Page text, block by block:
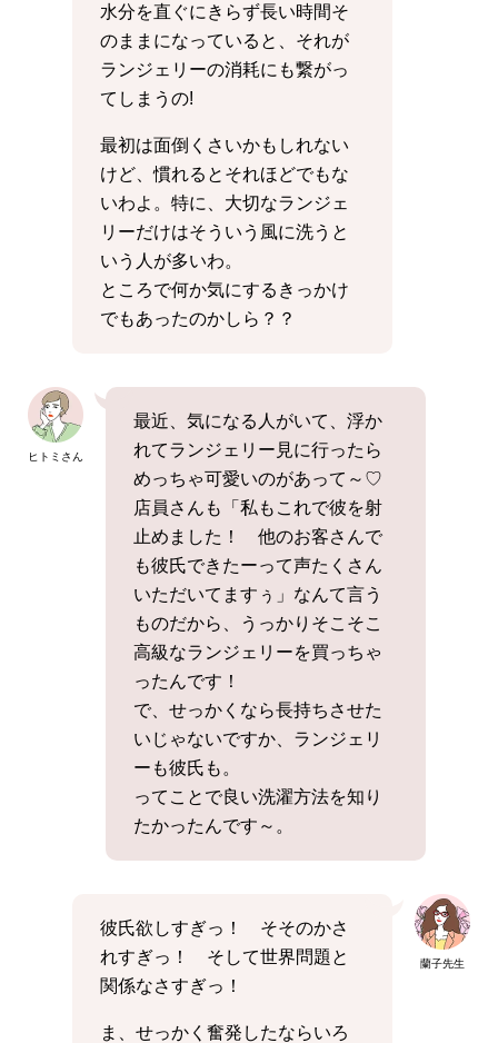
水分を直ぐにきらず長い時間そ
のままになっていると、それが
ランジェリーの消耗にも繋がっ
てしまうの!
最初は面倒くさいかもしれない
けど、慣れるとそれほどでもな
いわよ。特に、大切なランジェ
リーだけはそういう風に洗うと
いう人が多いわ。
ところで何か気にするきっかけ
でもあったのかしら？？
ヒトミさん
最近、気になる人がいて、浮か
れてランジェリー見に行ったら
めっちゃ可愛いのがあって～♡
店員さんも「私もこれで彼を射
止めました！ 他のお客さんで
も彼氏できたーって声たくさん
いただいてますぅ」なんて言う
ものだから、うっかりそこそこ
高級なランジェリーを買っちゃ
ったんです！
で、せっかくなら長持ちさせた
いじゃないですか、ランジェリ
ーも彼氏も。
ってことで良い洗濯方法を知り
たかったんです～。
蘭子先生
彼氏欲しすぎっ！ そそのかさ
れすぎっ！ そして世界問題と
関係なさすぎっ！
ま、せっかく奮発したならいろ